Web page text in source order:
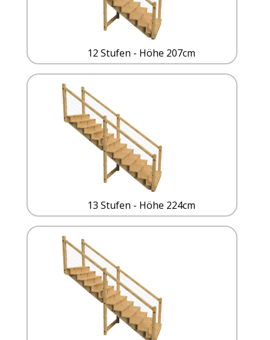
12 Stufen - Höhe 207cm
13 Stufen - Höhe 224cm